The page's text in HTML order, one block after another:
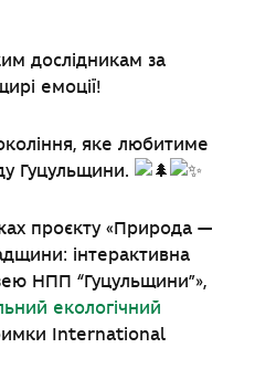
дослідникам за
емоції!
яке любитиме
Гуцульщини.
проєкту «Природа —
інтерактивна
НПП “Гуцульщини”»,
екологічний
International